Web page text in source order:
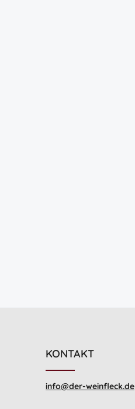
KONTAKT
info@der-weinfleck.de